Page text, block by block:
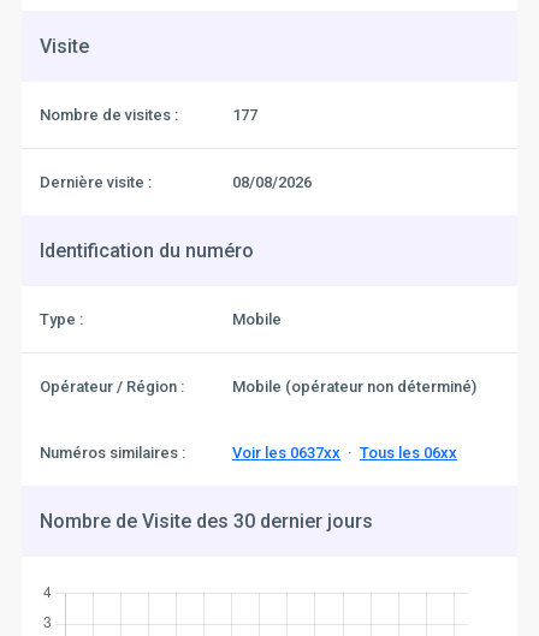
Visite
Nombre de visites : 177
Dernière visite : 08/08/2026
Identification du numéro
Type : Mobile
Opérateur / Région : Mobile (opérateur non déterminé)
Numéros similaires : Voir les 0637xx· Tous les 06xx
Nombre de Visite des 30 dernier jours